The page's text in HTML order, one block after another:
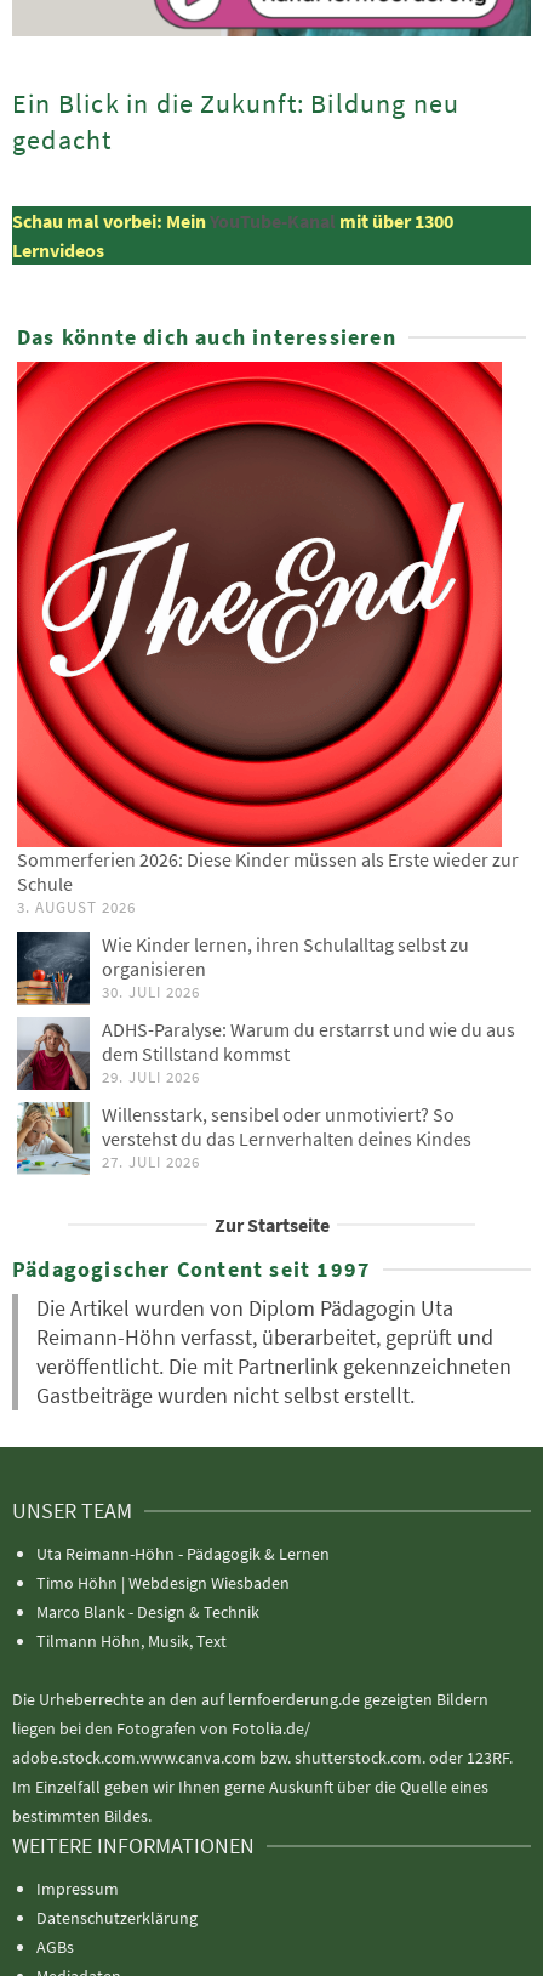
Ein Blick in die Zukunft: Bildung neu
gedacht
Schau mal vorbei: MeinYouTube-Kanal mit über 1300
Lernvideos
Das könnte dich auch interessieren
Sommerferien 2026: Diese Kinder müssen als Erste wieder zur
Schule
3. AUGUST 2026
Wie Kinder lernen, ihren Schulalltag selbst zu
organisieren
30. JULI 2026
ADHS-Paralyse: Warum du erstarrst und wie du aus
dem Stillstand kommst
29. JULI 2026
Willensstark, sensibel oder unmotiviert? So
verstehst du das Lernverhalten deines Kindes
27. JULI 2026
Zur Startseite
Pädagogischer Content seit 1997
Die Artikel wurden von Diplom Pädagogin Uta
Reimann-Höhn verfasst, überarbeitet, geprüft und
veröffentlicht. Die mit Partnerlink gekennzeichneten
Gastbeiträge wurden nicht selbst erstellt.
UNSER TEAM
Uta Reimann-Höhn - Pädagogik & Lernen
Timo Höhn | Webdesign Wiesbaden
Marco Blank - Design & Technik
Tilmann Höhn, Musik, Text
Die Urheberrechte an den auf lernfoerderung.de gezeigten Bildern
liegen bei den Fotografen von Fotolia.de/
adobe.stock.com.www.canva.com bzw. shutterstock.com. oder 123RF.
Im Einzelfall geben wir Ihnen gerne Auskunft über die Quelle eines
bestimmten Bildes.
WEITERE INFORMATIONEN
Impressum
Datenschutzerklärung
AGBs